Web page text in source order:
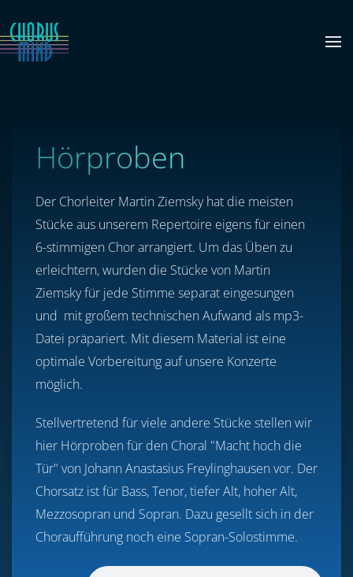
Zum Hauptinhalt springen
Hörproben
Der Chorleiter Martin Ziemsky hat die meisten
Stücke aus unserem Repertoire eigens für einen
6-stimmigen Chor arrangiert. Um das Üben zu
erleichtern, wurden die Stücke von Martin
Ziemsky für jede Stimme separat eingesungen
und mit großem technischen Aufwand als mp3-
Datei präpariert. Mit diesem Material ist eine
optimale Vorbereitung auf unsere Konzerte
möglich.
Stellvertretend für viele andere Stücke stellen wir
hier Hörproben für den Choral "Macht hoch die
Tür" von Johann Anastasius Freylinghausen vor. Der
Chorsatz ist für Bass, Tenor, tiefer Alt, hoher Alt,
Mezzosopran und Sopran. Dazu gesellt sich in der
Choraufführung noch eine Sopran-Solostimme.